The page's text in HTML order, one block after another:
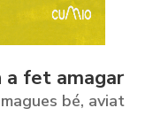
a fet amagar
bé, aviat